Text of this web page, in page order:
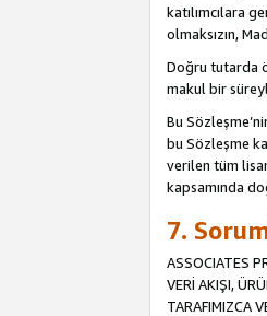
katılımcılara
olmaksızın,
Doğru tutarda
makul bir
Bu
bu Sözleşme
verilen tüm
kapsamında
7.
ASSOCIATES
VERİ AKIŞI,
TARAFIMIZCA